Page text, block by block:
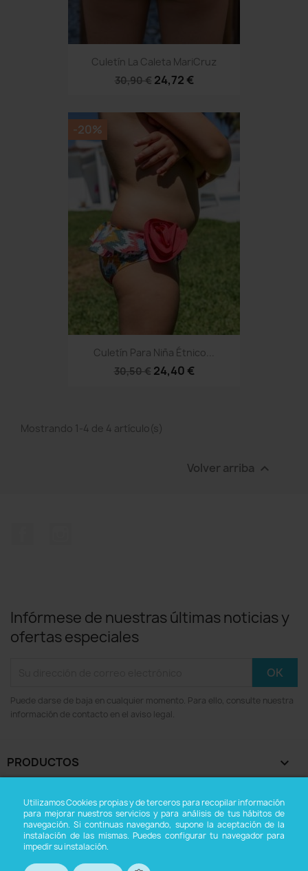
Utilizamos Cookies propias y de terceros para recopilar información
para mejorar nuestros servicios y para análisis de tus hábitos de
navegación. Si continuas navegando, supone la aceptación de la
instalación de las mismas. Puedes configurar tu navegador para
impedir su instalación.
Culetín La Caleta MariCruz
30,90 € 24,72 €
Culetín Para Niña Étnico...
30,50 € 24,40 €
-20%
Mostrando 1-4 de 4 artículo(s)
Volver arriba 
Infórmese de nuestras últimas noticias y
ofertas especiales
Puede darse de baja en cualquier momento. Para ello, consulte nuestra
información de contacto en el aviso legal.
PRODUCTOS 
NUESTRA EMPRESA 
SU CUENTA 
INFORMACIÓN DE LA TIENDA